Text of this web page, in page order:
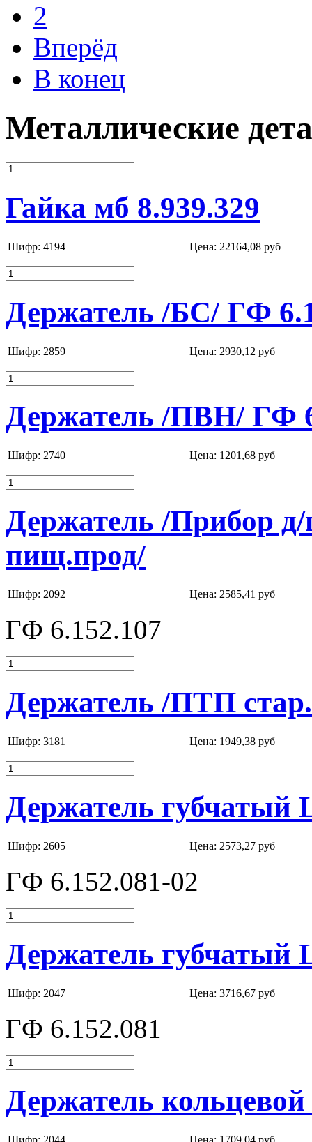
2
Вперёд
В конец
Металлические
Гайка мб 8.939.329
Шифр: 4194 Цена: 22164,08 руб
Держатель /БС/ ГФ
Шифр: 2859 Цена: 2930,12 руб
Держатель /ПВН/ ГФ
Шифр: 2740 Цена: 1201,68 руб
Держатель /Прибор
пищ.прод/
Шифр: 2092 Цена: 2585,41 руб
ГФ 6.152.107
Держатель /ПТП
Шифр: 3181 Цена: 1949,38 руб
Держатель губчатый
Шифр: 2605 Цена: 2573,27 руб
ГФ 6.152.081-02
Держатель губчатый
Шифр: 2047 Цена: 3716,67 руб
ГФ 6.152.081
Держатель кольцевой